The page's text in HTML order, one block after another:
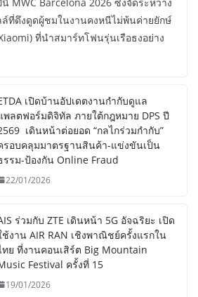
ที่ดึงดูดผู้ชมในงานคงหนีไม่พ้นค่ายยักษ์
ที่นำสมาร์ทโฟนรุ่นเรือธงอย่าง
เปิดบ้านอัปเดตงานกำกับดูแล
พลตฟอร์มดิจิทัล ภายใต้กฎหมาย DPS ปี
เดินหน้าต่อยอด “กลไกร่วมกำกับ”
รอบคลุมมาตรฐานสินค้า-แข่งขันเป็น
รรม-ป้องกัน Online Fraud
22/01/2026
ร่วมกับ ZTE เดินหน้า 5G อัจฉริยะ เปิด
ช้งาน AIR RAN เชิงพาณิชย์ครั้งแรกใน
ทย ที่งานคอนเสิร์ต Big Mountain
Festival ครั้งที่ 15
19/01/2026